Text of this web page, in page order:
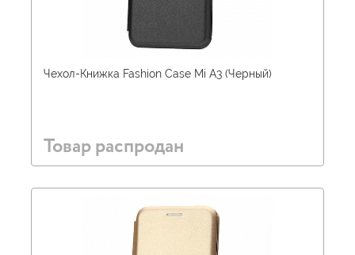
Чехол-Книжка Fashion Case Mi A3 (Черный)
Товар распродан